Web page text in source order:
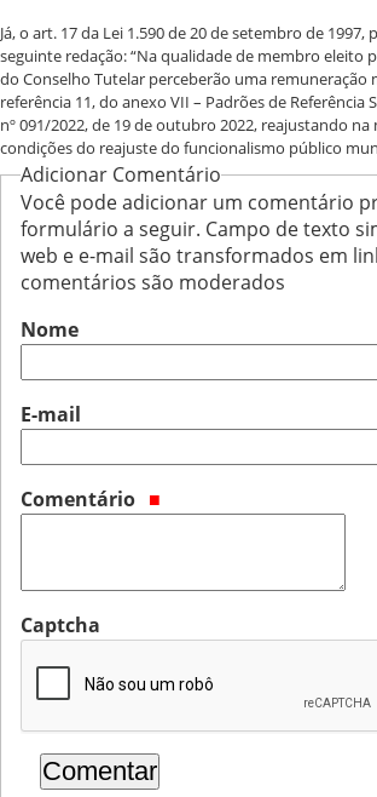
Já, o art. 17 da Lei 1.590 de 20 de setembro de 1997,
seguinte redação: “Na qualidade de membro eleito
do Conselho Tutelar perceberão uma remuneração
referência 11, do anexo VII – Padrões de Referência
nº 091/2022, de 19 de outubro 2022, reajustando na
condições do reajuste do funcionalismo público
Adicionar Comentário
Você pode adicionar um comentário
formulário a seguir. Campo de texto
web e e-mail são transformados em
comentários são moderados
Nome
E-mail
Comentário
Captcha